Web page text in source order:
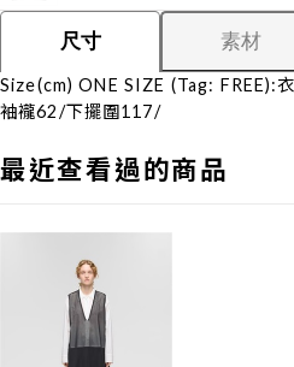
尺寸 素材
Size(cm) ONE SIZE (Tag: FREE):
袖襱62/下擺圍117/
最近查看過的商品